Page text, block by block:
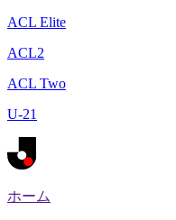
ACL Elite
ACL2
ACL Two
U-21
ホーム